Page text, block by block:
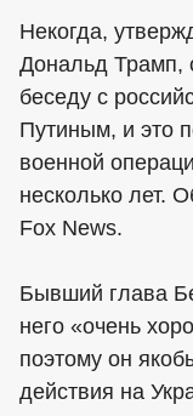
Некогда,
Дональд Трамп,
беседу с
Путиным, и это
военной
несколько лет.
Fox News.
Бывший глава
него «очень
поэтому он
действия на